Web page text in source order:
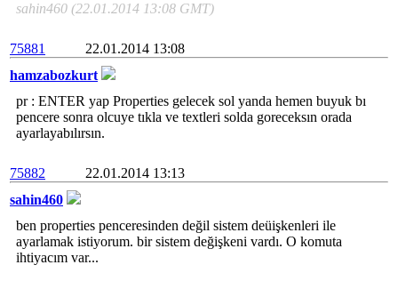
sahin460 (22.01.2014 13:08 GMT)
75881
22.01.2014 13:08
hamzabozkurt
pr : ENTER yap Properties gelecek sol yanda hemen buyuk bı
pencere sonra olcuye tıkla ve textleri solda goreceksın orada
ayarlayabılırsın.
75882
22.01.2014 13:13
sahin460
ben properties penceresinden değil sistem deüişkenleri ile
ayarlamak istiyorum. bir sistem değişkeni vardı. O komuta
ihtiyacım var...